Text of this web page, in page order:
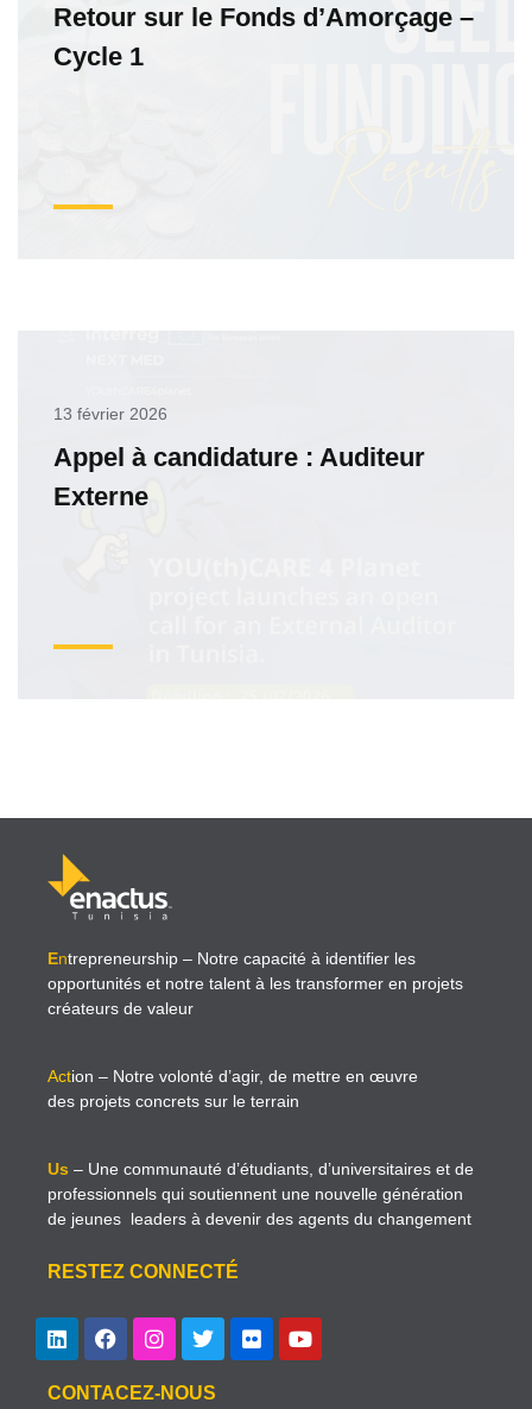
Retour sur le Fonds d’Amorçage –
Cycle 1
13 février 2026
Appel à candidature : Auditeur
Externe
Entrepreneurship – Notre capacité à identifier les
opportunités et notre talent à les transformer en projets
créateurs de valeur
Action – Notre volonté d’agir, de mettre en œuvre
des projets concrets sur le terrain
Us – Une communauté d’étudiants, d’universitaires et de
professionnels qui soutiennent une nouvelle génération
de jeunes leaders à devenir des agents du changement
RESTEZ CONNECTÉ
CONTACEZ-NOUS